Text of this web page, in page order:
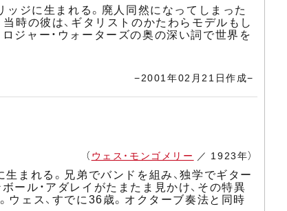
ッジに生まれる。廃人同然になってしまった
時の彼は、ギタリストのかたわらモデルもし
ジャー・ウォーターズの奥の深い詞で世界を
−2001年02月21日作成−
（ ウェス・モンゴメリー ／ 1923年）
まれる。兄弟でバンドを組み、独学でギター
ール・アダレイがたまたま見かけ、その特異
ェス、すでに36歳。オクターブ奏法と同時